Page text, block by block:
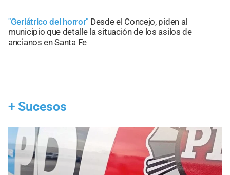
"Geriátrico del horror" Desde el Concejo, piden al
municipio que detalle la situación de los asilos de
ancianos en Santa Fe
+ Sucesos